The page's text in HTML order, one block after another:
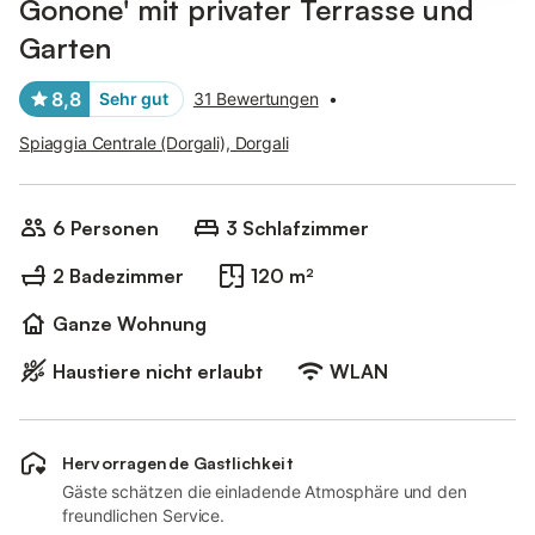
Gonone' mit privater Terrasse und
Garten
8,8 Sehr gut 31 Bewertungen •
Spiaggia Centrale (Dorgali), Dorgali
6 Personen
3 Schlafzimmer
2 Badezimmer
120 m²
Ganze Wohnung
Haustiere nicht erlaubt
WLAN
Hervorragende Gastlichkeit
Gäste schätzen die einladende Atmosphäre und den
freundlichen Service.